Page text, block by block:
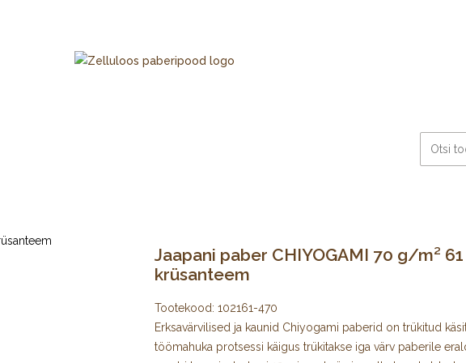
Jaapani paber CHIYOGAMI 70 g/m²
krüsanteem
Tootekood: 102161-470
Erksavärvilised ja kaunid Chiyogami paberid on trükitud
töömahuka protsessi käigus trükitakse iga värv paberile